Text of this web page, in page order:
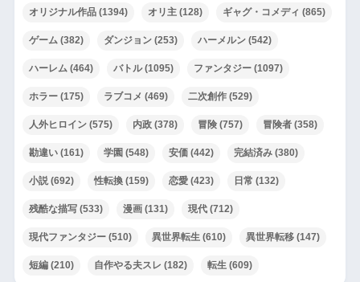
オリジナル作品(1394) オリ主(128) ギャグ・コメディ (865)
ゲーム(382) ダンジョン(253) ハーメルン(542)
ハーレム(464) バトル(1095) ファンタジー(1097)
ホラー(175) ラブコメ (469) 二次創作(529)
人外ヒロイン(575) 内政(378) 冒険(757) 冒険者(358)
勘違い(161) 学園 (548) 安価(442) 完結済み(380)
小説(692) 性転換(159) 恋愛(423) 日常 (132)
残酷な描写(533) 漫画(131) 現代(712)
現代ファンタジー(510) 異世界転生(610) 異世界転移(147)
短編(210) 自作やる夫スレ (182) 転生(609)